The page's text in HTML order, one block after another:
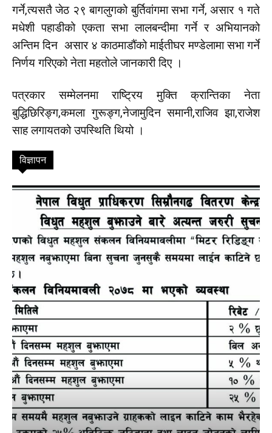
गर्ने,त्यसतै जेठ २९ बागलुगको बुर्तिवांगमा सभा गर्ने, असार १ गते
मधेशी पहाडीको एकता सभा लालबन्दीमा गर्ने र अभियानको
अन्तिम दिन असार ४ काठमाडौंको माईतीघर मण्डेलामा सभा गर्ने
निर्णय गरिएको नेता महतोले जानकारी दिए ।
पत्रकार सम्मेलनमा राष्ट्रिय मुक्ति क्रान्तिका नेता
बुद्धिछिरिङ्ग,कमला गुरूङ्ग,नेजामुदिन समानी,राजिव झा,राजेश
साह लगायतको उपस्थिति थियो ।
विज्ञापन